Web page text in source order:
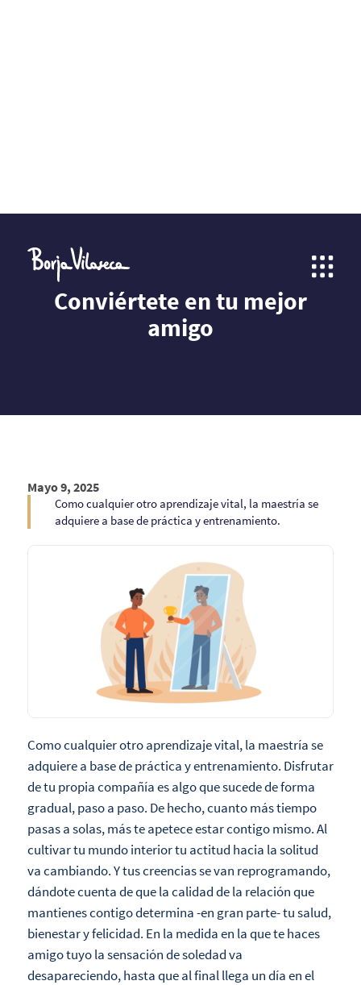
Conviértete en tu mejor
amigo
Mayo 9, 2025
Como cualquier otro aprendizaje vital, la maestría se
adquiere a base de práctica y entrenamiento.
Como cualquier otro aprendizaje vital, la maestría se
adquiere a base de práctica y entrenamiento. Disfrutar
de tu propia compañía es algo que sucede de forma
gradual, paso a paso. De hecho, cuanto más tiempo
pasas a solas, más te apetece estar contigo mismo. Al
cultivar tu mundo interior tu actitud hacia la solitud
va cambiando. Y tus creencias se van reprogramando,
dándote cuenta de que la calidad de la relación que
mantienes contigo determina -en gran parte- tu salud,
bienestar y felicidad. En la medida en la que te haces
amigo tuyo la sensación de soledad va
desapareciendo, hasta que al final llega un día en el